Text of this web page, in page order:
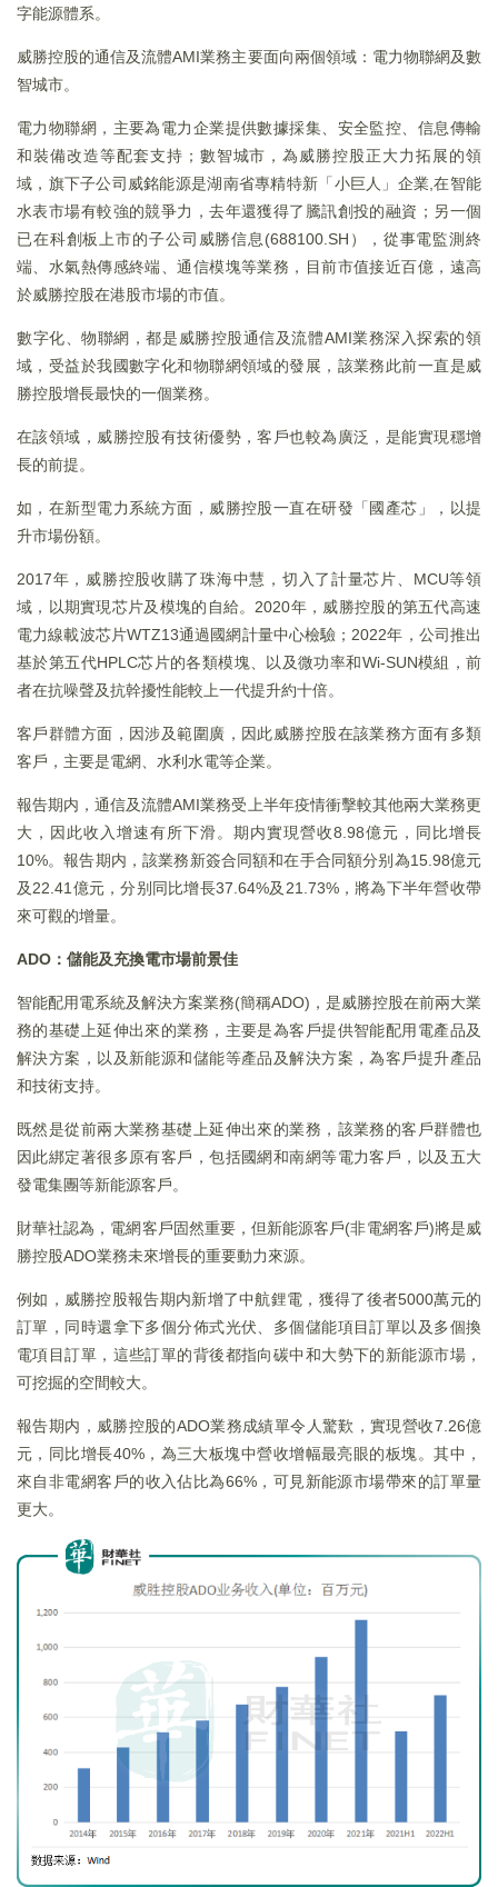
字能源體系。
威勝控股的通信及流體AMI業務主要面向兩個領域：電力物聯網及數
智城市。
電力物聯網，主要為電力企業提供數據採集、安全監控、信息傳輸
和裝備改造等配套支持；數智城市，為威勝控股正大力拓展的領
域，旗下子公司威銘能源是湖南省專精特新「小巨人」企業,在智能
水表市場有較強的競爭力，去年還獲得了騰訊創投的融資；另一個
已在科創板上市的子公司威勝信息(688100.SH），從事電監測終
端、水氣熱傳感終端、通信模塊等業務，目前市值接近百億，遠高
於威勝控股在港股市場的市值。
數字化、物聯網，都是威勝控股通信及流體AMI業務深入探索的領
域，受益於我國數字化和物聯網領域的發展，該業務此前一直是威
勝控股增長最快的一個業務。
在該領域，威勝控股有技術優勢，客戶也較為廣泛，是能實現穩增
長的前提。
如，在新型電力系統方面，威勝控股一直在研發「國產芯」，以提
升市場份額。
2017年，威勝控股收購了珠海中慧，切入了計量芯片、MCU等領
域，以期實現芯片及模塊的自給。2020年，威勝控股的第五代高速
電力線載波芯片WTZ13通過國網計量中心檢驗；2022年，公司推出
基於第五代HPLC芯片的各類模塊、以及微功率和Wi-SUN模組，前
者在抗噪聲及抗幹擾性能較上一代提升約十倍。
客戶群體方面，因涉及範圍廣，因此威勝控股在該業務方面有多類
客戶，主要是電網、水利水電等企業。
報告期内，通信及流體AMI業務受上半年疫情衝擊較其他兩大業務更
大，因此收入增速有所下滑。期内實現營收8.98億元，同比增長
10%。報告期内，該業務新簽合同額和在手合同額分别為15.98億元
及22.41億元，分别同比增長37.64%及21.73%，將為下半年營收帶
來可觀的增量。
ADO ：儲能及充換電市場前景佳
智能配用電系統及解決方案業務(簡稱ADO)，是威勝控股在前兩大業
務的基礎上延伸出來的業務，主要是為客戶提供智能配用電產品及
解決方案，以及新能源和儲能等產品及解決方案，為客戶提升產品
和技術支持。
既然是從前兩大業務基礎上延伸出來的業務，該業務的客戶群體也
因此綁定著很多原有客戶，包括國網和南網等電力客戶，以及五大
發電集團等新能源客戶。
財華社認為，電網客戶固然重要，但新能源客戶(非電網客戶)將是威
勝控股ADO業務未來增長的重要動力來源。
例如，威勝控股報告期内新增了中航鋰電，獲得了後者5000萬元的
訂單，同時還拿下多個分佈式光伏、多個儲能項目訂單以及多個換
電項目訂單，這些訂單的背後都指向碳中和大勢下的新能源市場，
可挖掘的空間較大。
報告期内，威勝控股的ADO業務成績單令人驚歎，實現營收7.26億
元，同比增長40%，為三大板塊中營收增幅最亮眼的板塊。其中，
來自非電網客戶的收入佔比為66%，可見新能源市場帶來的訂單量
更大。